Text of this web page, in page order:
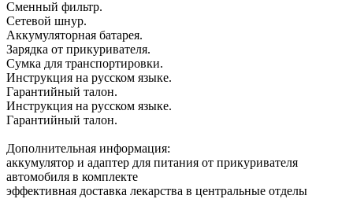
Сменный фильтр.
Сетевой шнур.
Аккумуляторная батарея.
Зарядка от прикуривателя.
Сумка для транспортировки.
Инструкция на русском языке.
Гарантийный талон.
Инструкция на русском языке.
Гарантийный талон.
Дополнительная информация:
аккумулятор и адаптер для питания от прикуривателя
автомобиля в комплекте
эффективная доставка лекарства в центральные отделы